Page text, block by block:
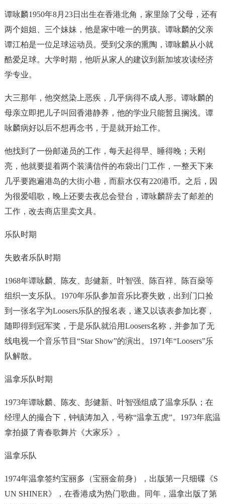
谭咏麟1950年8月23日出生在香港北角，家里除了父母，还有
两个姐姐、三个妹妹，他是家中唯一的男孩。谭咏麟的父亲
谭江柏是一位足球运动员。受到父亲的熏陶，谭咏麟从小就
酷爱足球。大学时期，他听从家人的建议到新加坡攻读经济
学专业。
大三那年，他突然染上恶疾，几乎病得不成人形。谭咏麟的
母亲立即把儿子叫回香港静养，他的学业只能暂且搁浅。谭
咏麟病好以后不想再念书，于是就开始工作。
他找到了一份邮递员的工作，每天起得早、睡得晚；天刚
亮，他就要提着两个装满信件的布袋出门工作，一整天下来
几乎要跑遍港岛的大街小巷，而薪水仅有220港币。之后，因
为很爱唱歌，晚上还要去夜总会登台，谭咏麟辞去了邮差的
工作，改去商店里卖文具。
乐队时期
失败者乐队时期
1968年谭咏麟、陈友、彭健新、叶智强、陈百祥、陈百燊等
组织一支乐队。1970年乐队参加音乐比赛失败，出到门口捡
到一张名字为Loosers乐队的报名表，遂又以该表参加比赛，
随即得到冠军奖，于是乐队就沿用Loosers名称，并参加了无
线电视一个音乐节目“Star Show”的演出。1971年“Loosers”乐
队解散。
温拿乐队时期
1973年谭咏麟、陈友、彭健新、叶智强组成了温拿乐队；在
经理人的撮合下，钟镇涛加入，号称“温拿五虎”。1973年底温
拿拍摄了青春歌舞片《大家乐》。
温拿乐队
1974年温拿签约宝丽多（宝丽金前身），出版第一只细碟《S
UN SHINER》，在香港成为热门歌曲。同年，温拿出版了第